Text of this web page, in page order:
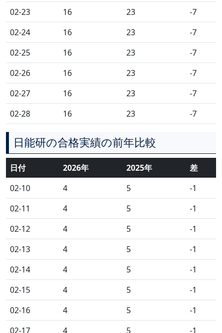
02-23
16 23
-7
02-24
16 23
-7
02-25
16 23
-7
02-26
16 23
-7
02-27
16 23
-7
02-28
16 23 -7
日能研の合格実績の前年比較
日付 2026年 2025年
差
02-10
4 5
-1
02-11
4 5
-1
02-12
4 5
-1
02-13
4 5
-1
02-14
4 5
-1
02-15
4 5
-1
02-16
4 5
-1
02-17
4 5 -1